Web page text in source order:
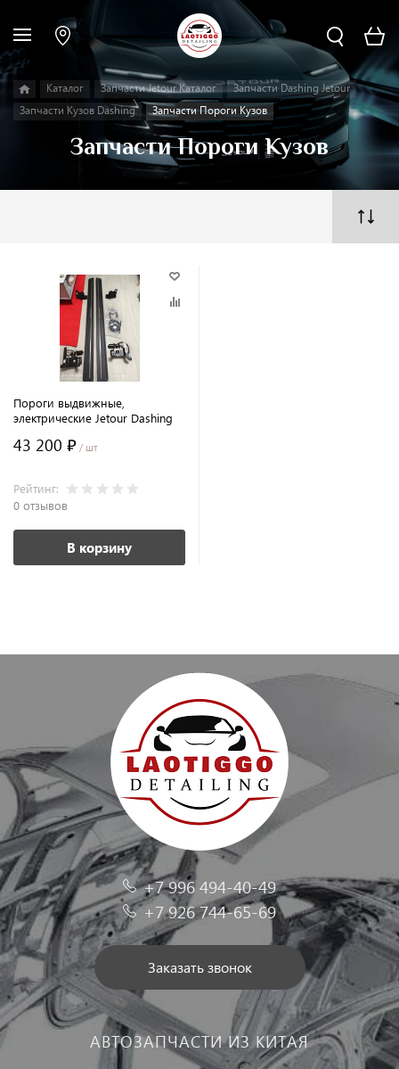
Каталог Запчасти Jetour Каталог
Запчасти Dashing Jetour
Запчасти Кузов Dashing
Запчасти Пороги Кузов
Запчасти Пороги Кузов
Пороги выдвижные,
электрические Jetour Dashing
43 200 ₽ / шт
Рейтинг:
0 отзывов
В корзину
+7 996 494-40-49
+7 926 744-65-69
Заказать звонок
АВТОЗАПЧАСТИ ИЗ КИТАЯ